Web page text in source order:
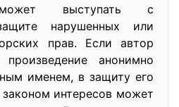
может выступать с
нарушенных или
прав. Если автор
анонимно
именем, в защиту его
интересов может